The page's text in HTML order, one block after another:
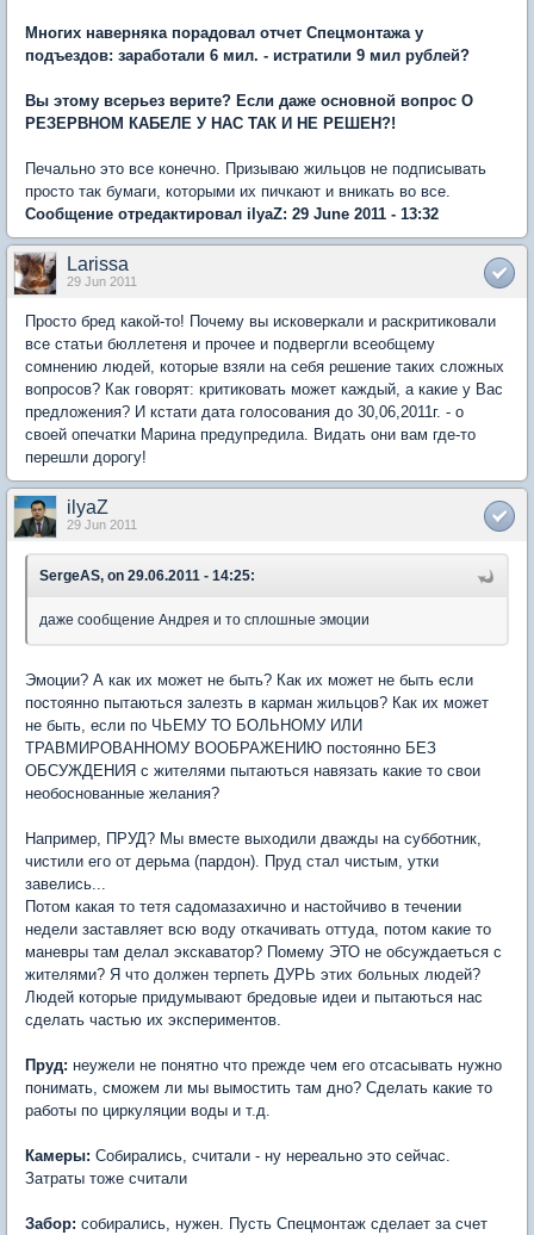
Многих наверняка порадовал отчет Спецмонтажа у
подъездов: заработали 6 мил. - истратили 9 мил рублей?
Вы этому всерьез верите? Если даже основной вопрос О
РЕЗЕРВНОМ КАБЕЛЕ У НАС ТАК И НЕ РЕШЕН?!
Печально это все конечно. Призываю жильцов не подписывать
просто так бумаги, которыми их пичкают и вникать во все.
Сообщение отредактировал ilyaZ: 29 June 2011 - 13:32
Larissa
29 Jun 2011
Просто бред какой-то! Почему вы исковеркали и раскритиковали
все статьи бюллетеня и прочее и подвергли всеобщему
сомнению людей, которые взяли на себя решение таких сложных
вопросов? Как говорят: критиковать может каждый, а какие у Вас
предложения? И кстати дата голосования до 30,06,2011г. - о
своей опечатки Марина предупредила. Видать они вам где-то
перешли дорогу!
ilyaZ
29 Jun 2011
SergeAS, on 29.06.2011 - 14:25:
даже сообщение Андрея и то сплошные эмоции
Эмоции? А как их может не быть? Как их может не быть если
постоянно пытаються залезть в карман жильцов? Как их может
не быть, если по ЧЬЕМУ ТО БОЛЬНОМУ ИЛИ
ТРАВМИРОВАННОМУ ВООБРАЖЕНИЮ постоянно БЕЗ
ОБСУЖДЕНИЯ с жителями пытаються навязать какие то свои
необоснованные желания?
Например, ПРУД? Мы вместе выходили дважды на субботник,
чистили его от дерьма (пардон). Пруд стал чистым, утки
завелись...
Потом какая то тетя садомазахично и настойчиво в течении
недели заставляет всю воду откачивать оттуда, потом какие то
маневры там делал экскаватор? Помему ЭТО не обсуждаеться с
жителями? Я что должен терпеть ДУРЬ этих больных людей?
Людей которые придумывают бредовые идеи и пытаються нас
сделать частью их экспериментов.
Пруд: неужели не понятно что прежде чем его отсасывать нужно
понимать, сможем ли мы вымостить там дно? Сделать какие то
работы по циркуляции воды и т.д.
Камеры: Собирались, считали - ну нереально это сейчас.
Затраты тоже считали
Забор: собирались, нужен. Пусть Спецмонтаж сделает за счет